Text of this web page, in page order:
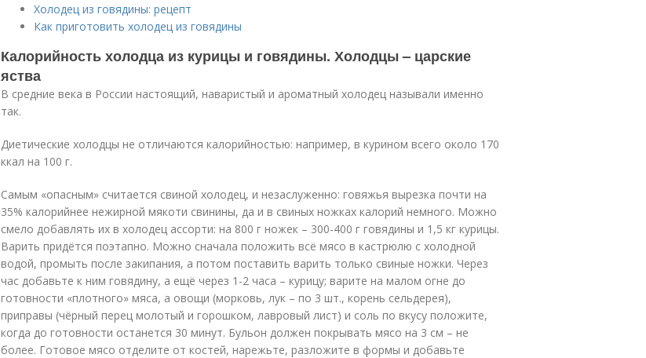
Холодец из говядины: рецепт
Как приготовить холодец из говядины
Калорийность холодца из курицы и говядины. Холодцы – царские
яства
В средние века в России настоящий, наваристый и ароматный холодец называли именно
так.
Диетические холодцы не отличаются калорийностью: например, в курином всего около 170
ккал на 100 г.
Самым «опасным» считается свиной холодец, и незаслуженно: говяжья вырезка почти на
35% калорийнее нежирной мякоти свинины, да и в свиных ножках калорий немного. Можно
смело добавлять их в холодец ассорти: на 800 г ножек – 300-400 г говядины и 1,5 кг курицы.
Варить придётся поэтапно. Можно сначала положить всё мясо в кастрюлю с холодной
водой, промыть после закипания, а потом поставить варить только свиные ножки. Через
час добавьте к ним говядину, а ещё через 1-2 часа – курицу; варите на малом огне до
готовности «плотного» мяса, а овощи (морковь, лук – по 3 шт., корень сельдерея),
приправы (чёрный перец молотый и горошком, лавровый лист) и соль по вкусу положите,
когда до готовности останется 30 минут. Бульон должен покрывать мясо на 3 см – не
более. Готовое мясо отделите от костей, нарежьте, разложите в формы и добавьте